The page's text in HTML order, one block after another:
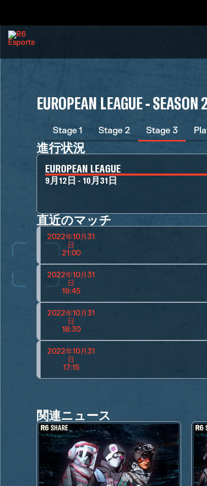
EUROPEAN LEAGUE -
Stage 1 Stage 2 Stage 3
進行状況
EUROPEAN LEAGUE
9月12日 - 10月31日
直近のマッチ
2022年10月31
日
21:00
2022年10月31
日
19:45
2022年10月31
日
18:30
2022年10月31
日
17:15
関連ニュース